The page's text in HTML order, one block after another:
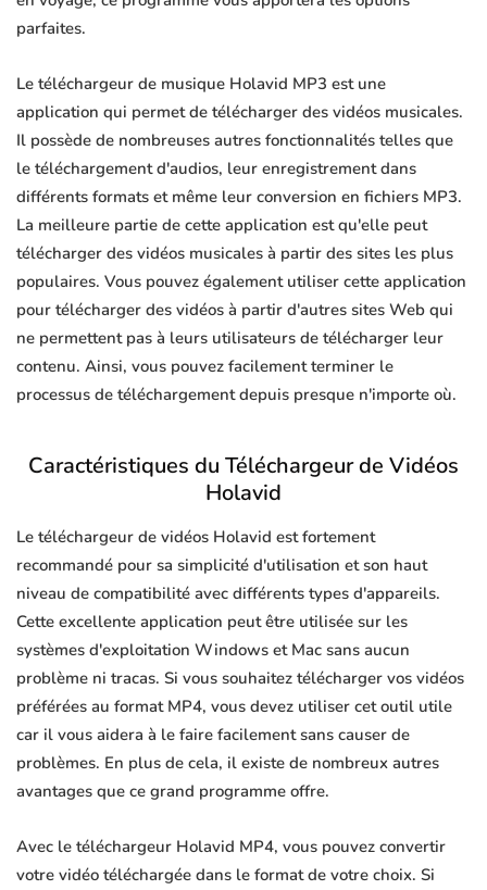
parfaites.
Le téléchargeur de musique Holavid MP3 est une
application qui permet de télécharger des vidéos musicales.
Il possède de nombreuses autres fonctionnalités telles que
le téléchargement d'audios, leur enregistrement dans
différents formats et même leur conversion en fichiers MP3.
La meilleure partie de cette application est qu'elle peut
télécharger des vidéos musicales à partir des sites les plus
populaires. Vous pouvez également utiliser cette application
pour télécharger des vidéos à partir d'autres sites Web qui
ne permettent pas à leurs utilisateurs de télécharger leur
contenu. Ainsi, vous pouvez facilement terminer le
processus de téléchargement depuis presque n'importe où.
Caractéristiques du Téléchargeur de Vidéos
Holavid
Le téléchargeur de vidéos Holavid est fortement
recommandé pour sa simplicité d'utilisation et son haut
niveau de compatibilité avec différents types d'appareils.
Cette excellente application peut être utilisée sur les
systèmes d'exploitation Windows et Mac sans aucun
problème ni tracas. Si vous souhaitez télécharger vos vidéos
préférées au format MP4, vous devez utiliser cet outil utile
car il vous aidera à le faire facilement sans causer de
problèmes. En plus de cela, il existe de nombreux autres
avantages que ce grand programme offre.
Avec le téléchargeur Holavid MP4, vous pouvez convertir
votre vidéo téléchargée dans le format de votre choix. Si